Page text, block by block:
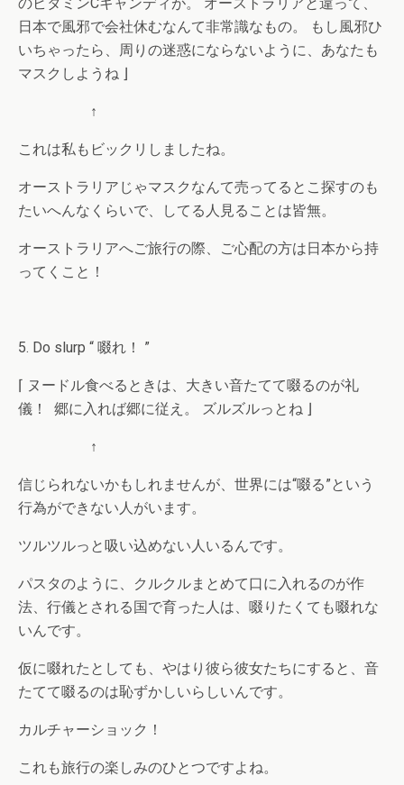
日本で風邪で会社休むなんて非常識なもの。 もし風邪ひ
いちゃったら、周りの迷惑にならないように、あなたも
マスクしようね ⌋
↑
これは私もビックリしましたね。
オーストラリアじゃマスクなんて売ってるとこ探すのも
たいへんなくらいで、してる人見ることは皆無。
オーストラリアへご旅行の際、ご心配の方は日本から持
ってくこと！
5. Do slurp “ 啜れ！ ”
⌈ ヌードル食べるときは、大きい音たてて啜るのが礼
儀！ 郷に入れば郷に従え。 ズルズルっとね ⌋
↑
信じられないかもしれませんが、世界には“啜る”という
行為ができない人がいます。
ツルツルっと吸い込めない人いるんです。
パスタのように、クルクルまとめて口に入れるのが作
法、行儀とされる国で育った人は、啜りたくても啜れな
いんです。
仮に啜れたとしても、やはり彼ら彼女たちにすると、音
たてて啜るのは恥ずかしいらしいんです。
カルチャーショック！
これも旅行の楽しみのひとつですよね。